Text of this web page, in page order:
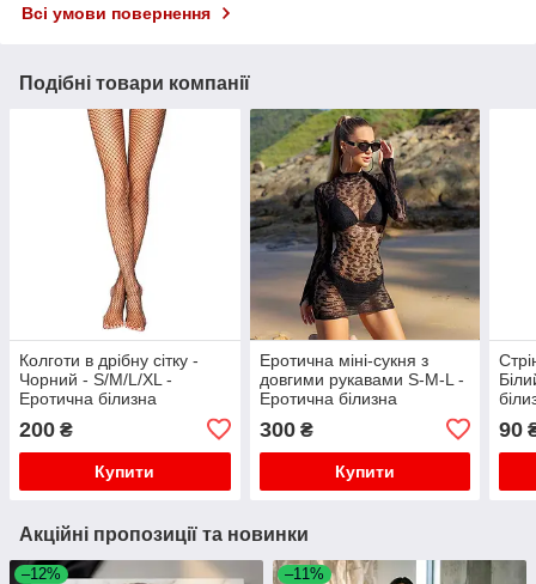
Всі умови повернення
Подібні товари компанії
Колготи в дрібну сітку -
Чорний - S/M/L/XL -
Еротична білизна
200 ₴
Купити
Еротична міні-сукня з
довгими рукавами S-M-L -
Еротична білизна
300₴
Купити
90
Акційні пропозиції та новинки
–12% –11%